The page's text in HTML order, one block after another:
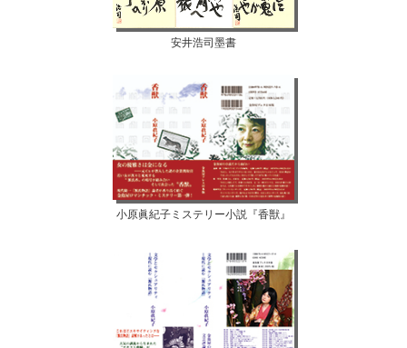
安井浩司墨書
小原眞紀子ミステリー小説『香獣』